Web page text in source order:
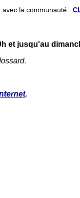
la communauté :
et jusqu'au
.